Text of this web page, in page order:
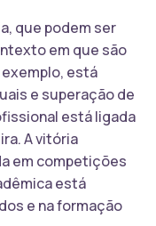
que podem ser
em que são
está
e superação de
está ligada
A vitória
em competições
está
e na formação